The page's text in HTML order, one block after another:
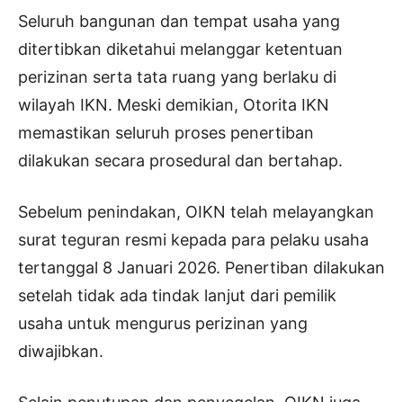
Seluruh bangunan dan tempat usaha yang
ditertibkan diketahui melanggar ketentuan
perizinan serta tata ruang yang berlaku di
wilayah IKN. Meski demikian, Otorita IKN
memastikan seluruh proses penertiban
dilakukan secara prosedural dan bertahap.
Sebelum penindakan, OIKN telah melayangkan
surat teguran resmi kepada para pelaku usaha
tertanggal 8 Januari 2026. Penertiban dilakukan
setelah tidak ada tindak lanjut dari pemilik
usaha untuk mengurus perizinan yang
diwajibkan.